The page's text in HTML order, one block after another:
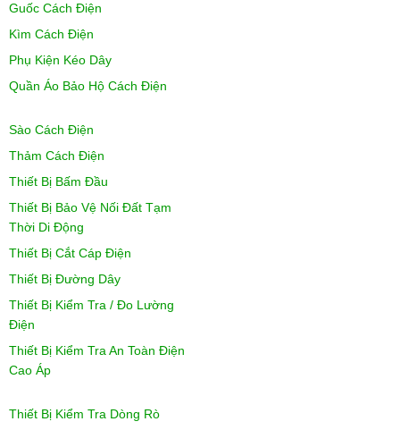
Guốc Cách Điện
Kìm Cách Điện
Phụ Kiện Kéo Dây
Quần Áo Bảo Hộ Cách Điện
Sào Cách Điện
Thảm Cách Điện
Thiết Bị Bấm Đầu
Thiết Bị Bảo Vệ Nối Đất Tạm
Thời Di Động
Thiết Bị Cắt Cáp Điện
Thiết Bị Đường Dây
Thiết Bị Kiểm Tra / Đo Lường
Điện
Thiết Bị Kiểm Tra An Toàn Điện
Cao Áp
Thiết Bị Kiểm Tra Dòng Rò